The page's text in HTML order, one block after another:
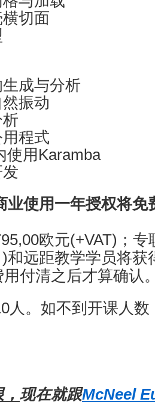
切面
成与分析
振动
程式
使用Karamba
业使用一年授权将免
欧元(+VAT)；
)和远距教学学员将获
付清之后才算确认
人。如不到开课人
现在就跟McNeel